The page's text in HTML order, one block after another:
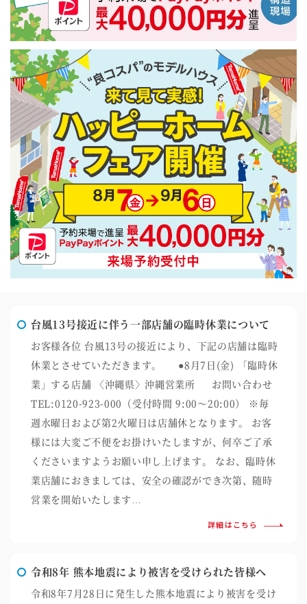
台風13号接近に伴う一部店舗の臨時休業について
お客様各位 台風13号の接近により、下記の店舗は臨時
休業とさせていただきます。 ●8月7日(金) 「臨時休
業」する店舗 〈沖縄県〉沖縄営業所 お問い合わせ
TEL:0120-923-000（受付時間 9:00～20:00） ※毎
週水曜日および第2火曜日は店舗休となります。 お客
様には大変ご不便をお掛けいたしますが、何卒ご了承
くださいますようお願い申し上げます。 なお、臨時休
業店舗におきましては、安全の確認ができ次第、随時
営業を開始いたします…
詳細はこちら
令和8年 熊本地震により被害を受けられた皆様へ
令和8年7月28日に発生した熊本地震により被害を受け